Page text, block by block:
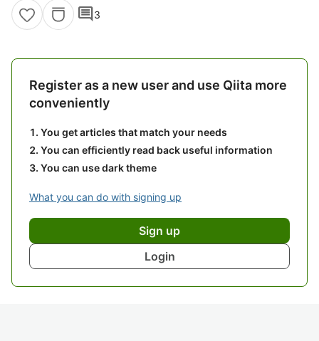
comment3
Register as a new user and use Qiita more
conveniently
You get articles that match your needs
You can efficiently read back useful information
You can use dark theme
What you can do with signing up
Sign up
Login